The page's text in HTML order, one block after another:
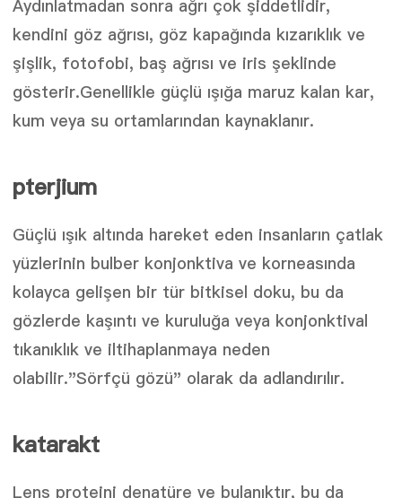
Aydınlatmadan sonra ağrı çok şiddetlidir,
kendini göz ağrısı, göz kapağında kızarıklık ve
şişlik, fotofobi, baş ağrısı ve iris şeklinde
gösterir.Genellikle güçlü ışığa maruz kalan kar,
kum veya su ortamlarından kaynaklanır.
pterjium
Güçlü ışık altında hareket eden insanların çatlak
yüzlerinin bulber konjonktiva ve korneasında
kolayca gelişen bir tür bitkisel doku, bu da
gözlerde kaşıntı ve kuruluğa veya konjonktival
tıkanıklık ve iltihaplanmaya neden
olabilir."Sörfçü gözü" olarak da adlandırılır.
katarakt
Lens proteini denatüre ve bulanıktır, bu da